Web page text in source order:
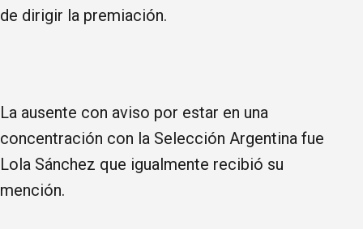
de dirigir la premiación.
La ausente con aviso por estar en una
concentración con la Selección Argentina fue
Lola Sánchez que igualmente recibió su
mención.